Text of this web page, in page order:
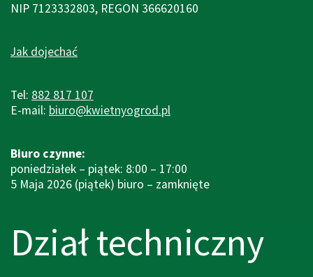
NIP 7123332803, REGON 366620160
Jak dojechać
Tel: 882 817 107
E-mail: biuro@kwietnyogrod.pl
Biuro czynne:
poniedziałek – piątek: 8:00 – 17:00
5 Maja 2026 (piątek) biuro – zamknięte
Dział techniczny